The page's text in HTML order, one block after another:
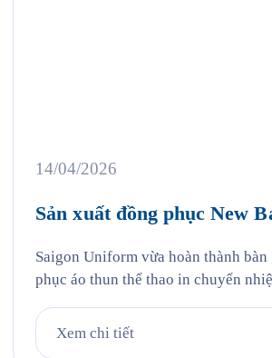
14/04/2026
Sản xuất đồng phục New
Saigon Uniform vừa hoàn thành bàn
phục áo thun thể thao in chuyển
Balance Việt Nam — đại diện của
thao Mỹ được thành lập từ năm
Xem chi tiết